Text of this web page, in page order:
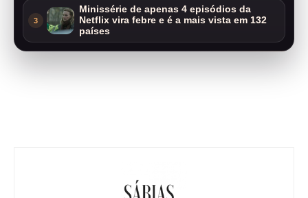
3
Minissérie de apenas 4 episódios da
Netflix vira febre e é a mais vista em 132
países